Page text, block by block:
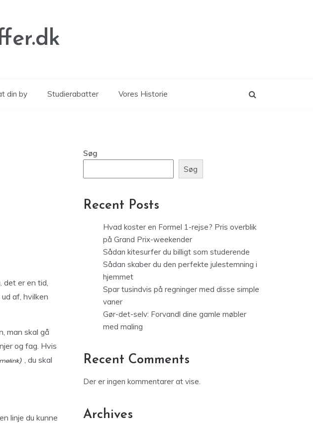
din by Studierabatter Vores Historie
det er en tid,
af, hvilken
man skal gå
og fag. Hvis
, du skal
linje du kunne
Søg
Søg
Recent Posts
Hvad koster en Formel 1-rejse? Pris overblik
på Grand Prix-weekender
Sådan kitesurfer du billigt som studerende
Sådan skaber du den perfekte julestemning i
hjemmet
Spar tusindvis på regninger med disse simple
vaner
Gør-det-selv: Forvandl dine gamle møbler
med maling
Recent Comments
Der er ingen kommentarer at vise.
Archives